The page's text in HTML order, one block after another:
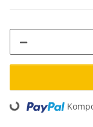
Loading...